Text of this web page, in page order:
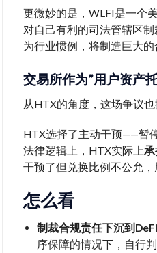
更微妙的是，WLFI是一个
对自己有利的司法管辖区
为行业惯例，将制造巨大的
交易所作为”用户资产
从HTX的角度，这场争议
HTX选择了主动干预——暂
法律逻辑上，HTX实际上承
干预了但兑换比例不公允
怎么看
制裁合规责任下沉到
序保障的情况下，自行